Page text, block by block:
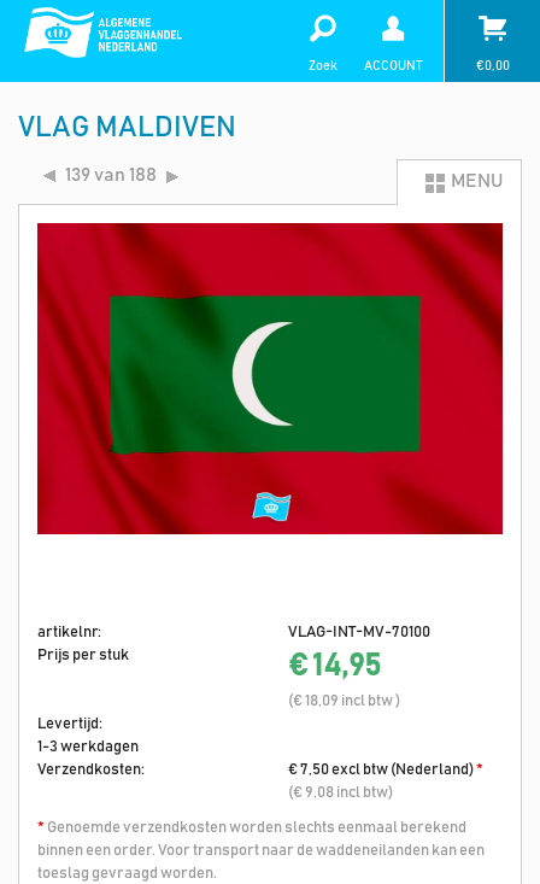
Zoek ACCOUNT €0,00
VLAG MALDIVEN
139 van 188 MENU
artikelnr:
VLAG-INT-MV-70100
Prijs per stuk
€ 14,95
(€ 18,09 incl btw )
Levertijd:
1-3 werkdagen
Verzendkosten:
€ 7,50 excl btw (Nederland)*
(€ 9,08 incl btw)
* Genoemde verzendkosten worden slechts eenmaal berekend
binnen een order. Voor transport naar de waddeneilanden kan een
toeslag gevraagd worden.